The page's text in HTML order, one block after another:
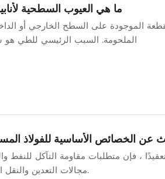
ما هي العيوب السطحية
الموجودة على السطح الخارجي أو
الملحومة. السبب الرئيسي للطي هو
عن الخصائص الأساسية للفولاذ
، فإن متطلبات مقاومة التآكل للنفط
مجالات التعدين والنقل البتروكيميائية تزداد وأعلى.